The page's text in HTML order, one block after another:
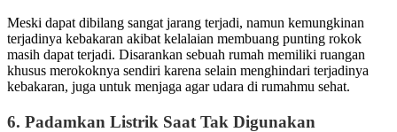
Meski dapat dibilang sangat jarang terjadi, namun kemungkinan
terjadinya kebakaran akibat kelalaian membuang punting rokok
masih dapat terjadi. Disarankan sebuah rumah memiliki ruangan
khusus merokoknya sendiri karena selain menghindari terjadinya
kebakaran, juga untuk menjaga agar udara di rumahmu sehat.
6. Padamkan Listrik Saat Tak Digunakan